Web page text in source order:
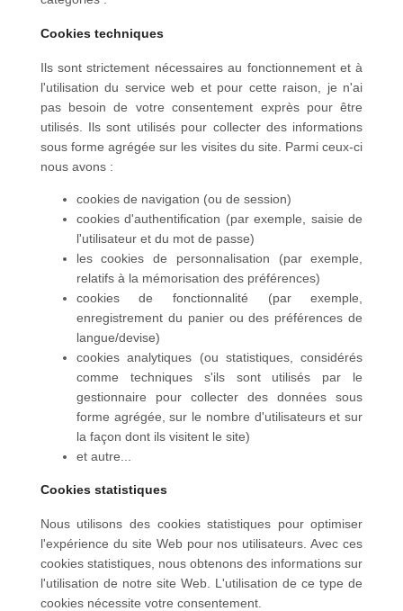
Cookies techniques
Ils sont strictement nécessaires au fonctionnement et à
l'utilisation du service web et pour cette raison, je n'ai
pas besoin de votre consentement exprès pour être
utilisés. Ils sont utilisés pour collecter des informations
sous forme agrégée sur les visites du site. Parmi ceux-ci
nous avons :
cookies de navigation (ou de session)
cookies d'authentification (par exemple, saisie de
l'utilisateur et du mot de passe)
les cookies de personnalisation (par exemple,
relatifs à la mémorisation des préférences)
cookies de fonctionnalité (par exemple,
enregistrement du panier ou des préférences de
langue/devise)
cookies analytiques (ou statistiques, considérés
comme techniques s'ils sont utilisés par le
gestionnaire pour collecter des données sous
forme agrégée, sur le nombre d'utilisateurs et sur
la façon dont ils visitent le site)
et autre...
Cookies statistiques
Nous utilisons des cookies statistiques pour optimiser
l'expérience du site Web pour nos utilisateurs. Avec ces
cookies statistiques, nous obtenons des informations sur
l'utilisation de notre site Web. L'utilisation de ce type de
cookies nécessite votre consentement.